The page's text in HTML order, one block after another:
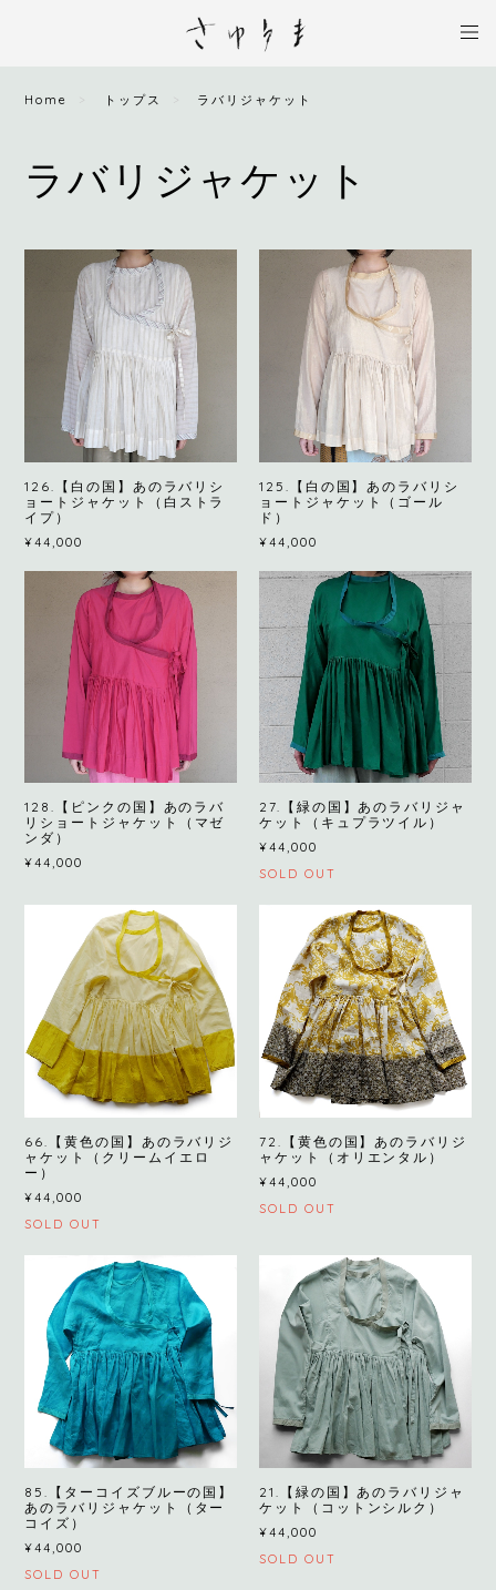
Home トップス ラバリジャケット
ラバリジャケット
126.【白の国】あのラバリシ
ョートジャケット（白ストラ
イプ）
¥44,000
125.【白の国】あのラバリシ
ョートジャケット（ゴール
ド）
¥44,000
128.【ピンクの国】あのラバ
リショートジャケット（マゼ
ンダ）
¥44,000
27.【緑の国】あのラバリジャ
ケット（キュプラツイル）
¥44,000
SOLD OUT
66.【黄色の国】あのラバリジ
ャケット（クリームイエロ
ー）
¥44,000
SOLD OUT
72.【黄色の国】あのラバリジ
ャケット（オリエンタル）
¥44,000
SOLD OUT
85.【ターコイズブルーの国】
あのラバリジャケット（ター
コイズ）
¥44,000
SOLD OUT
21.【緑の国】あのラバリジャ
ケット（コットンシルク）
¥44,000
SOLD OUT